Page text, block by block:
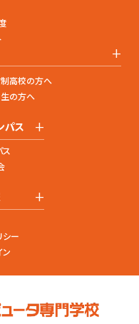
+
高校の方へ
の方へ
パス +
+
シー
ン